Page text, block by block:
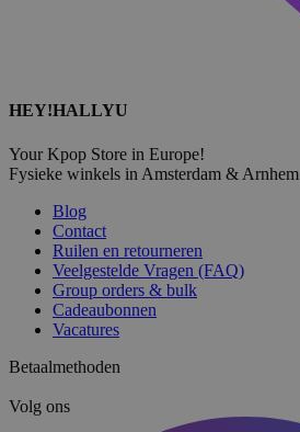
HEY!HALLYU
Your Kpop Store in Europe!
Fysieke winkels in Amsterdam & Arnhem
Blog
Contact
Ruilen en retourneren
Veelgestelde Vragen (FAQ)
Group orders & bulk
Cadeaubonnen
Vacatures
Betaalmethoden
Volg ons